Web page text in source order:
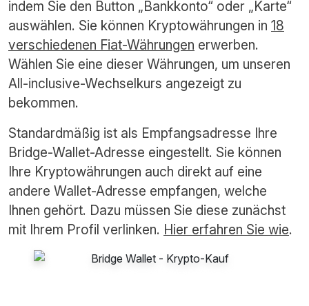
indem Sie den Button „Bankkonto“ oder „Karte“
auswählen. Sie können Kryptowährungen in 18
verschiedenen Fiat-Währungen erwerben.
Wählen Sie eine dieser Währungen, um unseren
All-inclusive-Wechselkurs angezeigt zu
bekommen.
Standardmäßig ist als Empfangsadresse Ihre
Bridge-Wallet-Adresse eingestellt. Sie können
Ihre Kryptowährungen auch direkt auf eine
andere Wallet-Adresse empfangen, welche
Ihnen gehört. Dazu müssen Sie diese zunächst
mit Ihrem Profil verlinken. Hier erfahren Sie wie.